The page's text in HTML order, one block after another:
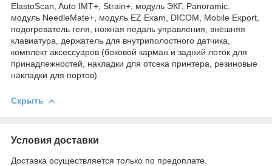
ElastoScan, Auto IMT+, Strain+, модуль ЭКГ, Panoramic,
модуль NeedleMate+, модуль EZ Exam, DICOM, Mobile Export,
подогреватель геля, ножная педаль управления, внешняя
клавиатура, держатель для внутриполостного датчика,
комплект аксессуаров (боковой карман и задний лоток для
принадлежностей, накладки для отсека принтера, резиновые
накладки для портов).
Скрыть
Условия доставки
Доставка осуществляется только по предоплате.